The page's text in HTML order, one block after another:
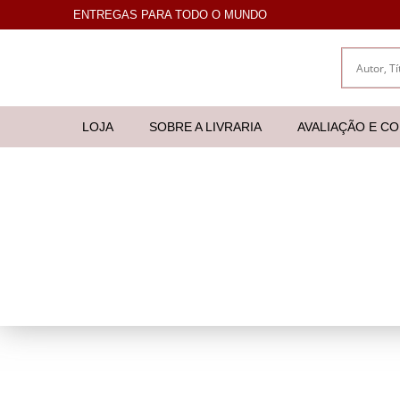
ENTREGAS PARA TODO O MUNDO
LOJA SOBRE A LIVRARIA AVALIAÇÃO E